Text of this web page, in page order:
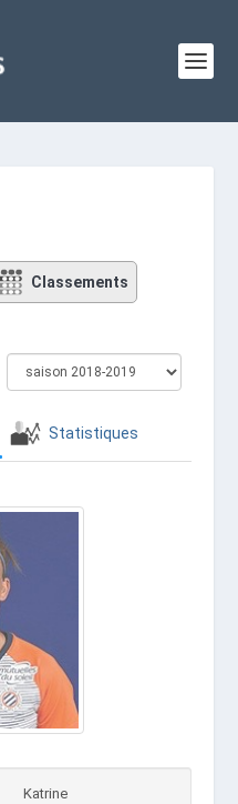
Classements
Statistiques
Katrine